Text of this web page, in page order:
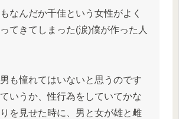
なんだか千佳という女性がよく
てきてしまった(涙)僕が作った人
も憧れてはいないと思うのです
いうか、性行為をしていてかな
を見せた時に、男と女が雄と雌